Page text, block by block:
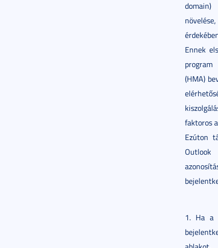
domain)
Ennek
(HMA)
faktoros
Ezúton
Outlook
1. Ha a